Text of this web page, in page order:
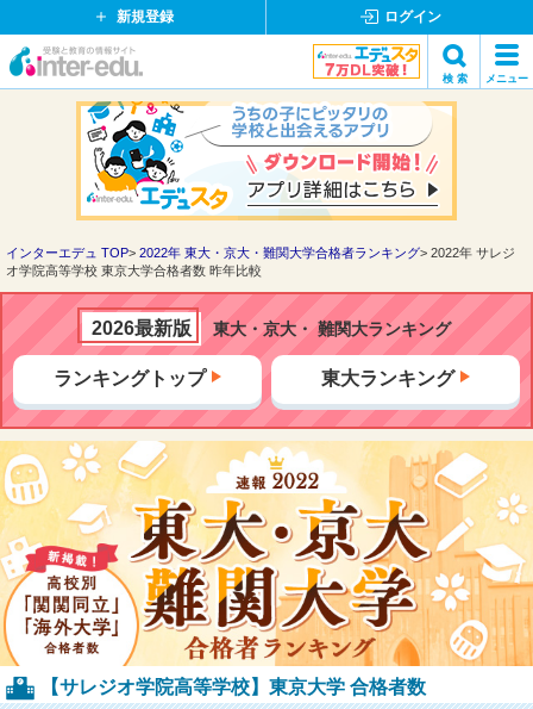
新規登録 ログイン
イ
ド
ッ
ト
検 索 メニュー
検索
インターエデュ TOP 2022年 東大・京大・難関大学合格者ランキング
2022年 サレジ
オ学院高等学校 東京大学合格者数 昨年比較
2026最新版 東大・京大・ 難関大ランキング
ランキングトップ 東大ランキング
【サレジオ学院高等学校】東京大学 合格者数